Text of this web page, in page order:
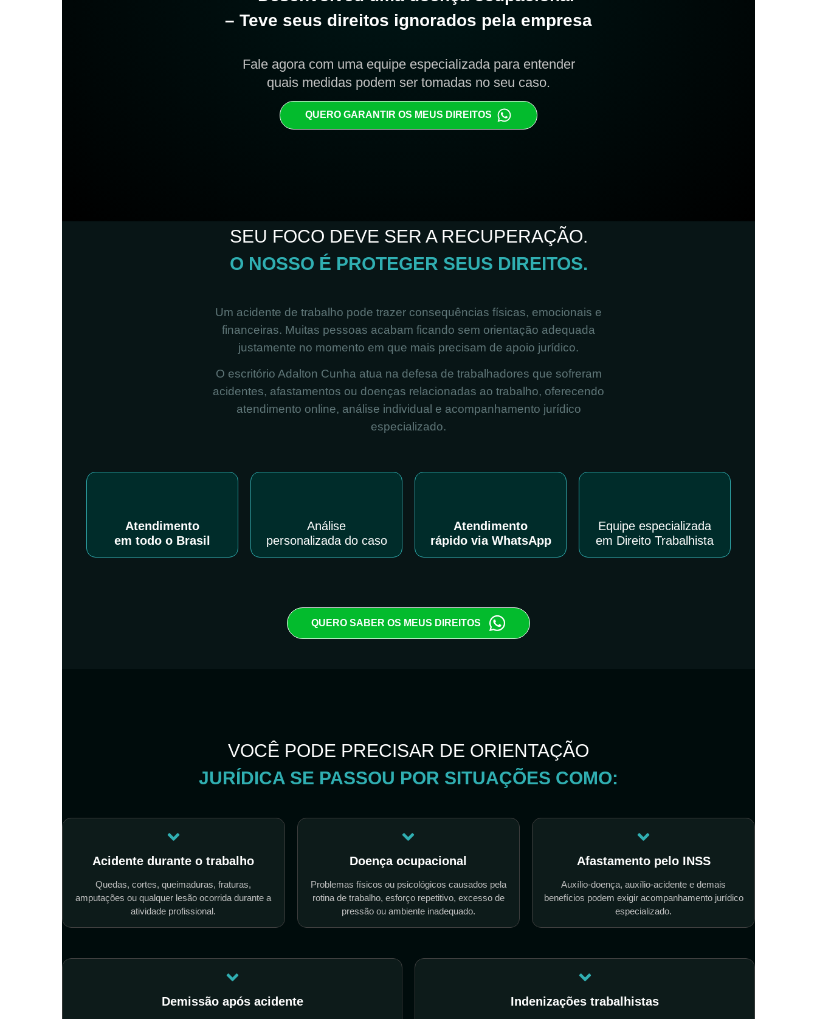
– Teve seus direitos ignorados pela empresa
Fale agora com uma equipe especializada para entender
quais medidas podem ser tomadas no seu caso.
QUERO GARANTIR OS MEUS DIREITOS
SEU FOCO DEVE SER A RECUPERAÇÃO.
O NOSSO É PROTEGER SEUS DIREITOS.
Um acidente de trabalho pode trazer consequências físicas, emocionais e
financeiras. Muitas pessoas acabam ficando sem orientação adequada
justamente no momento em que mais precisam de apoio jurídico.
O escritório Adalton Cunha atua na defesa de trabalhadores que sofreram
acidentes, afastamentos ou doenças relacionadas ao trabalho, oferecendo
atendimento online, análise individual e acompanhamento jurídico
especializado.
Atendimento
em todo o Brasil
Análise
personalizada do caso
Atendimento
rápido via WhatsApp
Equipe especializada
em Direito Trabalhista
QUERO SABER OS MEUS DIREITOS
VOCÊ PODE PRECISAR DE ORIENTAÇÃO
JURÍDICA SE PASSOU POR SITUAÇÕES COMO:
Acidente durante o trabalho
Quedas, cortes, queimaduras, fraturas,
amputações ou qualquer lesão ocorrida durante a
atividade profissional.
Doença ocupacional
Problemas físicos ou psicológicos causados pela
rotina de trabalho, esforço repetitivo, excesso de
pressão ou ambiente inadequado.
Afastamento pelo INSS
Auxílio-doença, auxílio-acidente e demais
benefícios podem exigir acompanhamento jurídico
especializado.
Demissão após acidente Indenizações trabalhistas